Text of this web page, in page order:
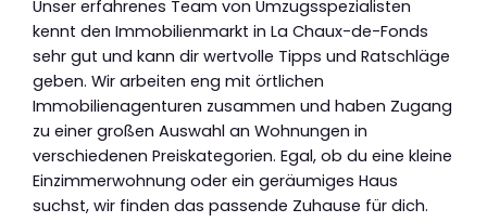
Unser erfahrenes Team von Umzugsspezialisten
kennt den Immobilienmarkt in La Chaux-de-Fonds
sehr gut und kann dir wertvolle Tipps und Ratschläge
geben. Wir arbeiten eng mit örtlichen
Immobilienagenturen zusammen und haben Zugang
zu einer großen Auswahl an Wohnungen in
verschiedenen Preiskategorien. Egal, ob du eine kleine
Einzimmerwohnung oder ein geräumiges Haus
suchst, wir finden das passende Zuhause für dich.